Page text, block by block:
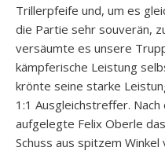
Trillerpfeife und, um es
die Partie sehr souverän,
versäumte es unsere
kämpferische Leistung
krönte seine starke
1:1 Ausgleichstreffer.
aufgelegte Felix Oberle
Schuss aus spitzem